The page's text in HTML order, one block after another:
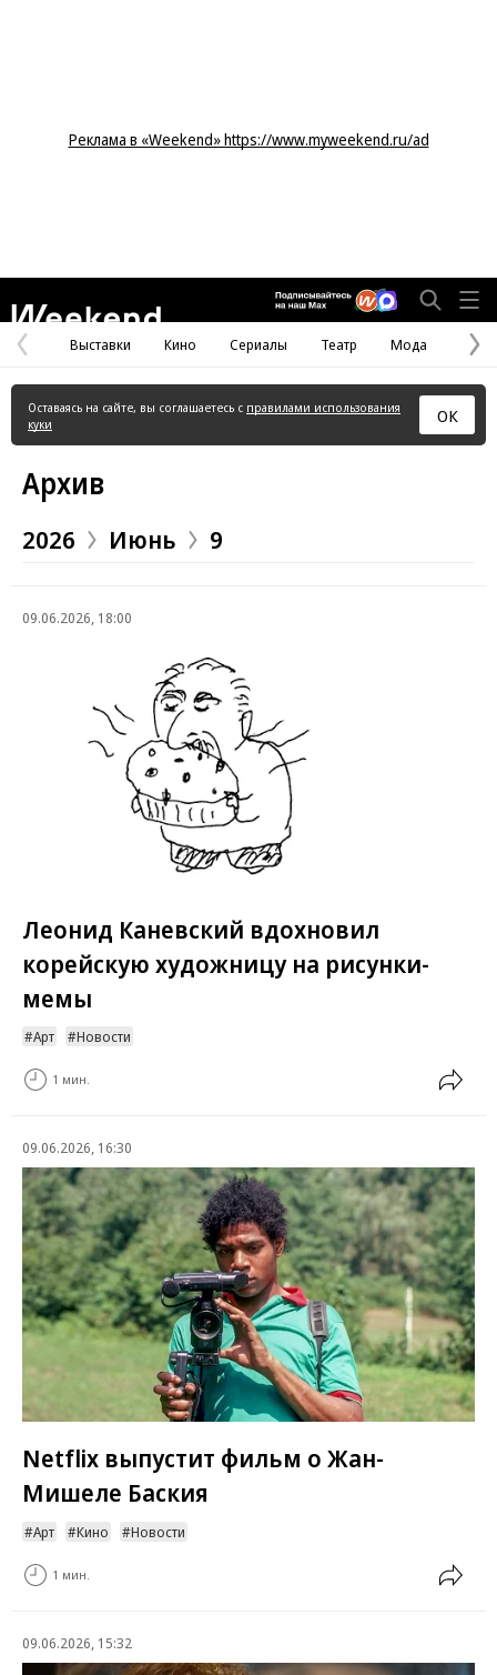
Реклама в «Weekend» https://www.myweekend.ru/ad
Предыдущая
страница
Выставки Кино Сериалы Театр Мода
Оставаясь на сайте, вы соглашаетесь с правилами использования
куки
ОК
Архив
2026 Июнь 9
09.06.2026, 18:00
Леонид Каневский вдохновил
корейскую художницу на рисунки-
мемы
Арт Новости
1 мин.
09.06.2026, 16:30
Netflix выпустит фильм о Жан-
Мишеле Баския
Арт Кино Новости
1 мин.
09.06.2026, 15:32